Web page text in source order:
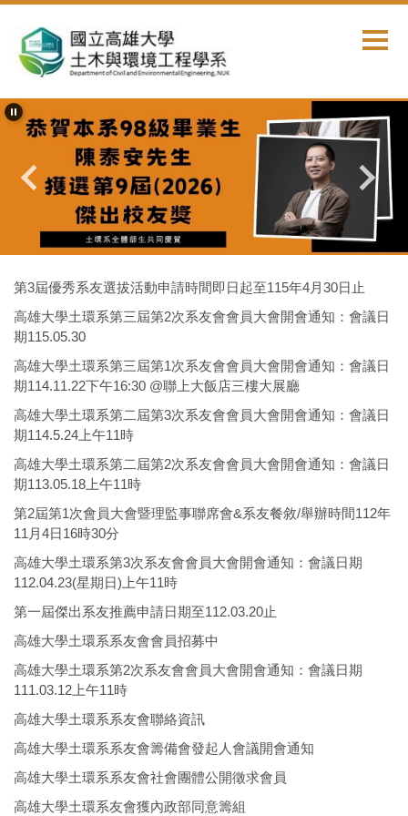
到
主
內
容
首頁 系友會活動消息
第3屆優秀系友選拔活動申請時間即日起至115年4月30日止
高雄大學土環系第三屆第2次系友會會員大會開會通知：會議日
期115.05.30
高雄大學土環系第三屆第1次系友會會員大會開會通知：會議日
期114.11.22下午16:30 @聯上大飯店三樓大展廳
高雄大學土環系第二屆第3次系友會會員大會開會通知：會議日
期114.5.24上午11時
高雄大學土環系第二屆第2次系友會會員大會開會通知：會議日
期113.05.18上午11時
第2屆第1次會員大會暨理監事聯席會&系友餐敘/舉辦時間112年
11月4日16時30分
高雄大學土環系第3次系友會會員大會開會通知：會議日期
112.04.23(星期日)上午11時
第一屆傑出系友推薦申請日期至112.03.20止
高雄大學土環系系友會會員招募中
高雄大學土環系第2次系友會會員大會開會通知：會議日期
111.03.12上午11時
高雄大學土環系系友會聯絡資訊
高雄大學土環系系友會籌備會發起人會議開會通知
高雄大學土環系系友會社會團體公開徵求會員
高雄大學土環系友會獲內政部同意籌組